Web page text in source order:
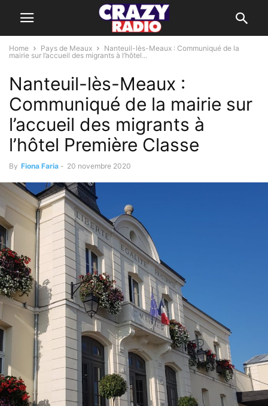
Home Pays de Meaux
Nanteuil-lès-Meaux : Communiqué de la
mairie sur l’accueil des migrants à l’hôtel...
Nanteuil-lès-Meaux :
Communiqué de la mairie sur
l’accueil des migrants à
l’hôtel Première Classe
By Fiona Faria - 20 novembre 2020